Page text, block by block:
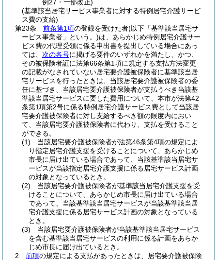
例27・一部改正)
(基準該当居宅サービス事業者に対する特例居宅介護サービ
ス費の支給)
第23条
前条第1項の登録を受けた者(以下「基準該当居宅サ
ービス事業者」という。)は、あらかじめ特例居宅介護サー
ビス費の代理受領に係る申出書を提出している場合にあっ
ては、 次の各号に掲げる要件のいずれかを満たし、かつ、
その被保険者証に法第66条第1項に規定する支払方法変更
の記載がなされていない居宅要介護被保険者に基準該当居
宅サービスを行ったときは、当該居宅要介護被保険者の委
任に基づき、当該居宅要介護被保険者が支払うべき当該基
準該当居宅サービスに要した費用について、本市が法第42
条第1項第2号に係る特例居宅介護サービス費として当該居
宅要介護被保険者に対し支給するべき額の限度内におい
て、当該居宅要介護被保険者に代わり、支払を受けること
ができる。
(1)
当該居宅要介護被保険者が法第46条第4項の規定によ
り指定居宅介護支援を受けることについて、あらかじめ
市長に届け出ている場合であって、当該基準該当居宅サ
ービスが当該指定居宅介護支援に係る居宅サービス計画
の対象となっているとき。
(2)
当該居宅要介護被保険者が基準該当居宅介護支援を受
けることについて、あらかじめ市長に届け出ている場合
であって、当該基準該当居宅サービスが当該基準該当居
宅介護支援に係る居宅サービス計画の対象となっている
とき。
(3)
当該居宅要介護被保険者が当該基準該当居宅サービス
を含む基準該当居宅サービスの利用に係る計画をあらか
じめ市長に届け出ているとき。
2
前項の規定による支払があったときは、居宅要介護被保険